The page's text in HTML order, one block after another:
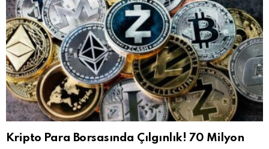
Kripto Para Borsasında Çılgınlık! 70 Milyon